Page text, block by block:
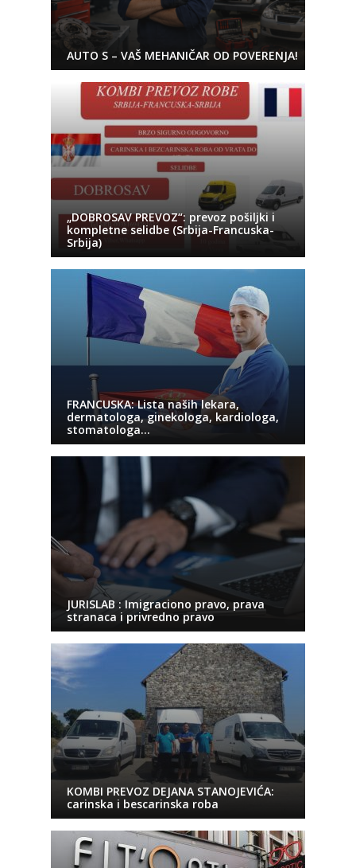
AUTO S – VAŠ MEHANIČAR OD POVERENJA!
„DOBROSAV PREVOZ“: prevoz pošiljki i
kompletne selidbe (Srbija-Francuska-
Srbija)
FRANCUSKA: Lista naših lekara,
dermatologa, ginekologa, kardiologa,
stomatologa…
JURISLAB : Imigraciono pravo, prava
stranaca i privredno pravo
KOMBI PREVOZ DEJANA STANOJEVIĆA:
carinska i bescarinska roba